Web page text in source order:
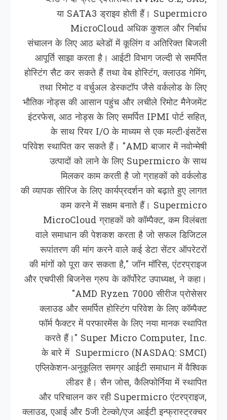
या SATA3 ड्राइव होती हैं। Supermicro
MicroCloud अधिक कुशल और निर्बाध
संचालन के लिए आठ ब्लेडों में कूलिंग व अतिरिक्‍त बिजली
आपूर्ति साझा करता है। आईटी विभाग जल्दी से समर्पित
होस्टिंग सैट कर सकते हैं तथा वेब होस्टिंग, क्लाउड गेमिंग,
तथा रिमोट व वर्चुअल डेस्कटॉप जैसे वर्कलोड के लिए
भौतिक नोड्स की आसान पहुंच और लचीले रिमोट मैनेजमेंट
इंटरफेस, आठ नोड्स के लिए समर्पित IPMI पोर्ट सहित,
के साथ रियर I/O के माध्यम से एक मल्‍टी-इंसटेंस
परिवेश स्थापित कर सकते हैं। "AMD बाजार में नवोन्मेषी
उत्पादों को लाने के लिए Supermicro के साथ
मिलकर काम करती है जो ग्राहकों को वर्कलोड
की व्‍यापक सीरिज के लिए कार्यप्रदर्शन को बढ़ाते हुए लागत
कम करने में सक्षम बनाते हैं। Supermicro
MicroCloud ग्राहकों को कॉम्पैक्ट, कम विलंबता
वाले समाधान की पेशकश करता है जो सफल डिजिटल
रूपांतरण की मांग करने वाले कई डेटा सेंटर ऑपरेटरों
की मांगों को पूरा कर सकता है," जॉन मॉरिस, एंटरप्राइज
और एचपीसी बिजनेस ग्रुप के कॉर्पोरेट उपाध्यक्ष, ने कहा।
"AMD Ryzen 7000 सीरीज प्रोसेसर
क्लाउड और समर्पित होस्टिंग परिवेश के लिए कॉम्पैक्ट
फॉर्म फैक्टर में परफारमेंस के लिए नया मानक स्थापित
करते हैं।" Super Micro Computer, Inc.
के बारे में Supermicro (NASDAQ: SMCI)
एप्लिकेशन-अनुकूलित समग्र आईटी समाधान में वैश्‍व‍िक
लीडर है। सैन जोस, कैलिफोर्निया में स्थापित
और पर‍िचालन कर रही Supermicro एंटरप्राइज,
क्लाउड, एआई और 5जी टेल्को/एज आईटी इन्फ्रास्ट्रक्चर